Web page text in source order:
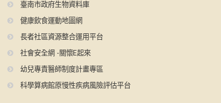
臺南市政府生物資料庫
健康飲食運動地圖網
長者社區資源整合運用平台
社會安全網 -關懷E起來
幼兒專責醫師制度計畫專區
科學算病館原慢性疾病風險評估平台